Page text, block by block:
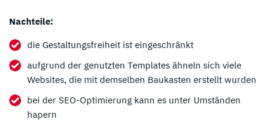
Nachteile:
die Gestaltungsfreiheit ist eingeschränkt
aufgrund der genutzten Templates ähneln sich viele
Websites, die mit demselben Baukasten erstellt wurden
bei der SEO-Optimierung kann es unter Umständen
hapern